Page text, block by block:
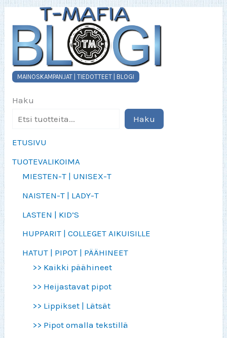
MAINOSKAMPANJAT | TIEDOTTEET | BLOGI
Haku
Haku
ETUSIVU
TUOTEVALIKOIMA
MIESTEN-T | UNISEX-T
NAISTEN-T | LADY-T
LASTEN | KID’S
HUPPARIT | COLLEGET AIKUISILLE
HATUT | PIPOT | PÄÄHINEET
>> Kaikki päähineet
>> Heijastavat pipot
>> Lippikset | Lätsät
>> Pipot omalla tekstillä